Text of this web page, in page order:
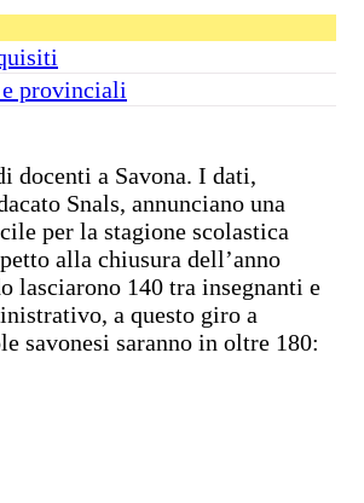
provinciali
docenti a Savona. I dati,
Snals, annunciano una
per la stagione scolastica
alla chiusura dell’anno
lasciarono 140 tra insegnanti e
a questo giro a
savonesi saranno in oltre 180: